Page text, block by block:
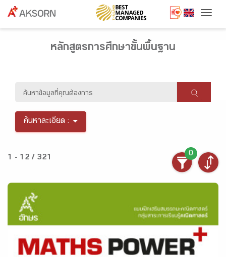
หลักสูตรการศึกษาขั้นพื้นฐาน
ค้นหาละเอียด :
1 - 12 / 321
0